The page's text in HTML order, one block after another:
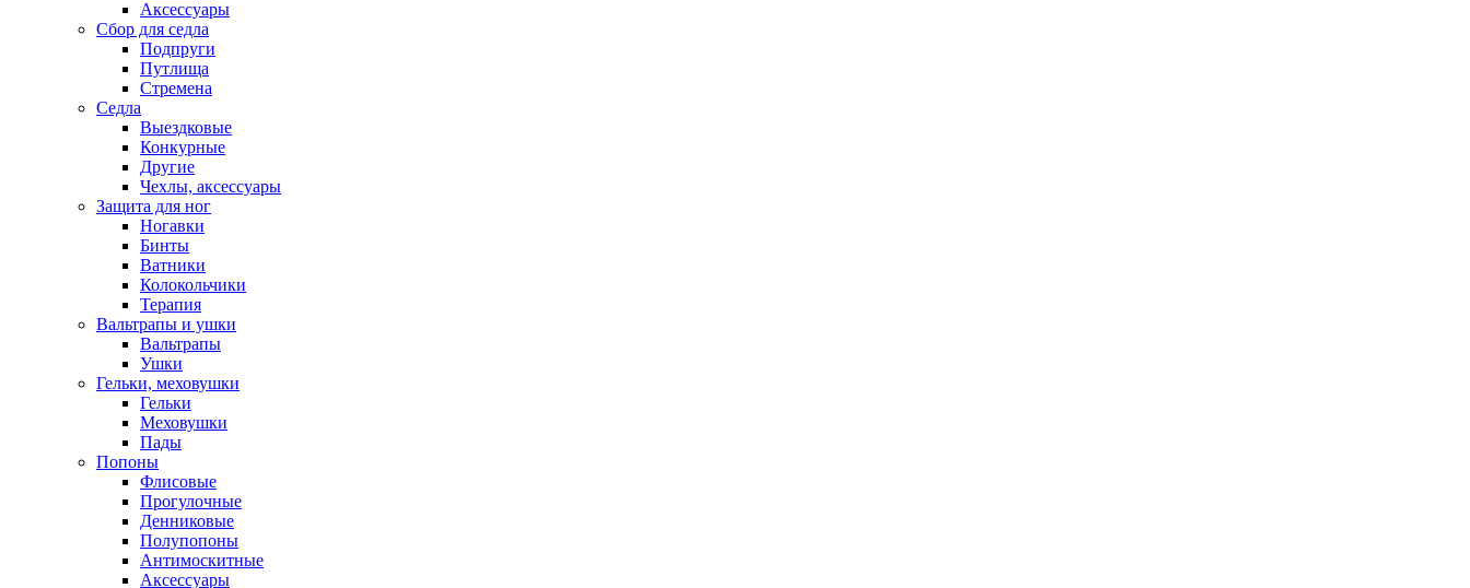
Аксессуары
Сбор для седла
Подпруги
Путлища
Стремена
Седла
Выездковые
Конкурные
Другие
Чехлы, аксессуары
Защита для ног
Ногавки
Бинты
Ватники
Колокольчики
Терапия
Вальтрапы и ушки
Вальтрапы
Ушки
Гельки, меховушки
Гельки
Меховушки
Пады
Попоны
Флисовые
Прогулочные
Денниковые
Полупопоны
Антимоскитные
Аксессуары